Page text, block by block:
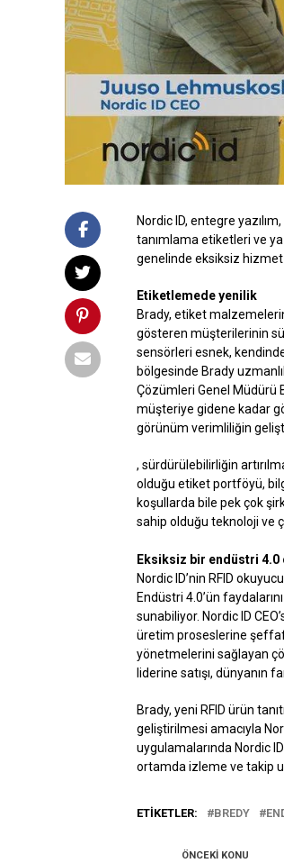
Nordic ID, entegre
tanımlama etiketleri ve
genelinde eksiksiz hizmet
Etiketlemede yenilik
Brady, etiket
gösteren müşterilerinin
sensörleri esnek,
bölgesinde Brady
Çözümleri Genel Müdürü
müşteriye gidene kadar
görünüm verimliliğin
, sürdürülebilirliğin
olduğu etiket portföyü,
koşullarda bile pek çok
sahip olduğu teknoloji ve
Eksiksiz bir endüstri 4.0
Nordic ID’nin RFID
Endüstri 4.0’ün
sunabiliyor. Nordic ID
üretim proseslerine
yönetmelerini sağlayan
liderine satışı, dünyanın
Brady, yeni RFID ürün
geliştirilmesi amacıyla
uygulamalarında Nordic
ortamda izleme ve takip
ETIKETLER: BREDY
ÖNCEKI KONU